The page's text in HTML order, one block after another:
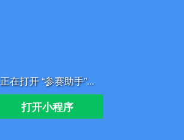
正在打开 “参赛助手”...
打开小程序